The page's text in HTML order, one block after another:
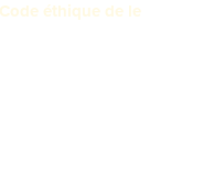
éthique de le